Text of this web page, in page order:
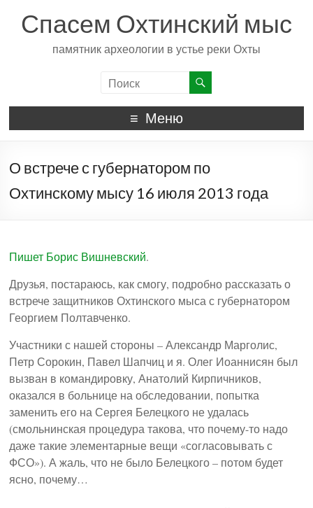
Спасем Охтинский мыс
памятник археологии в устье реки Охты
Меню
О встрече с губернатором по
Охтинскому мысу 16 июля 2013 года
Пишет Борис Вишневский.
Друзья, постараюсь, как смогу, подробно рассказать о
встрече защитников Охтинского мыса с губернатором
Георгием Полтавченко.
Участники с нашей стороны – Александр Марголис,
Петр Сорокин, Павел Шапчиц и я. Олег Иоаннисян был
вызван в командировку, Анатолий Кирпичников,
оказался в больнице на обследовании, попытка
заменить его на Сергея Белецкого не удалась
(смольнинская процедура такова, что почему-то надо
даже такие элементарные вещи «согласовывать с
ФСО»). А жаль, что не было Белецкого – потом будет
ясно, почему…